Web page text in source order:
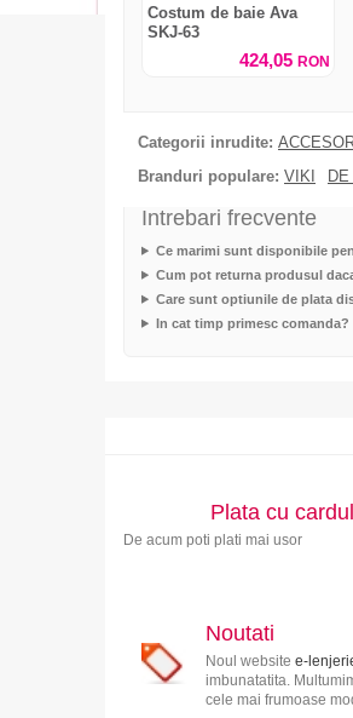
Costum de baie Ava
SKJ-63
424,05 RON
Categorii inrudite:
Branduri populare: VIKI
Intrebari frecvente
Ce marimi sunt disponibile
Cum pot returna produsul
Care sunt optiunile de plata
In cat timp primesc comanda?
Plata cu cardul
De acum poti plati mai usor
Noutati
Noul website e-
imbunatatita.
cele mai frumoase